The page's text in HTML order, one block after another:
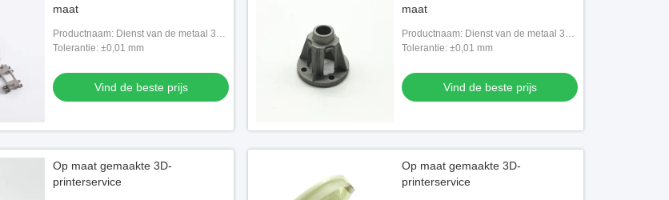
maat
Productnaam: Dienst van de metaal 3D
Druk
Tolerantie: ±0,01 mm
Vind de beste prijs
maat
Productnaam: Dienst van de metaal 3D
Druk
Tolerantie: ±0,01 mm
Vind de beste prijs
Op maat gemaakte 3D-
printerservice
Op maat gemaakte 3D-
printerservice